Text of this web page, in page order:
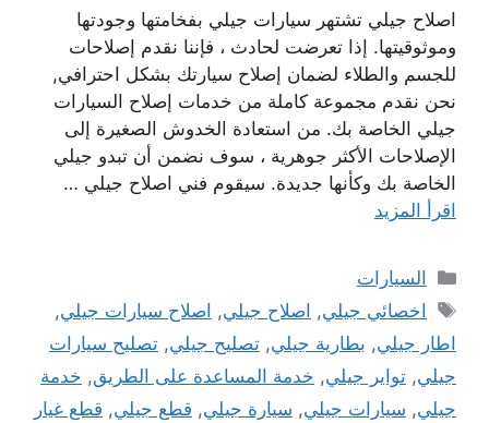
اصلاح جيلي تشتهر سيارات جيلي بفخامتها وجودتها
وموثوقيتها. إذا تعرضت لحادث ، فإننا نقدم إصلاحات
للجسم والطلاء لضمان إصلاح سيارتك بشكل احترافي,
نحن نقدم مجموعة كاملة من خدمات إصلاح السيارات
جيلي الخاصة بك. من استعادة الخدوش الصغيرة إلى
الإصلاحات الأكثر جوهرية ، سوف نضمن أن تبدو جيلي
الخاصة بك وكأنها جديدة. سيقوم فني اصلاح جيلي …
اقرأ المزيد
التصنيفات
السيارات
الوسوم
اخصائي جيلي, اصلاح جيلي, اصلاح سيارات جيلي,
اطار جيلي, بطارية جيلي, تصليح جيلي, تصليح سيارات
جيلي, تواير جيلي, خدمة المساعدة على الطريق, خدمة
جيلي, سيارات جيلي, سيارة جيلي, قطع جيلي, قطع غيار